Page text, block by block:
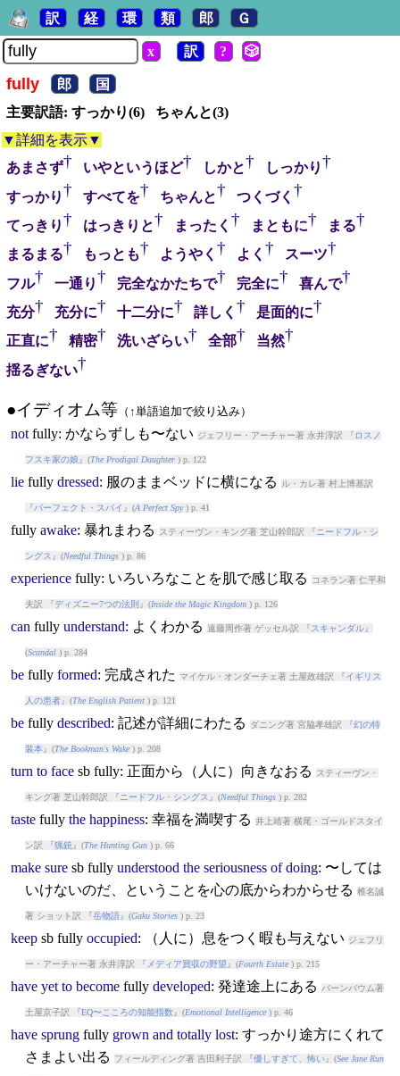
訳 経 環 類 郎 Ｇ
x 訳 ? 🎲
fully 郎
国
主要訳語: すっかり(6) ちゃんと(3)
▼詳細を表示▼
あまさず† いやというほど† しかと† しっかり†
すっかり† すべてを† ちゃんと† つくづく †
てっきり† はっきりと† まったく † まともに† まる†
まるまる† もっとも† ようやく † よく † スーツ†
フル† 一通り† 完全なかたちで† 完全に† 喜んで†
充分† 充分に† 十二分に† 詳しく † 是面的に†
正直に† 精密† 洗いざらい† 全部† 当然†
揺るぎない†
●イディオム等（ ↑単語追加で絞り込み）
not fully: かならずしも〜ない ジェフリー・アーチャー著 永井淳訳 『 ロスノ
フスキ家の娘 』(The Prodigal Daughter) p. 122
lie fully dressed: 服のままベッドに横になる ル・カレ著 村上博基訳
『パーフェクト・スパイ 』(A Perfect Spy) p. 41
fully awake: 暴れまわる スティーヴン・キング著 芝山幹郎訳 『 ニードフル・シ
ングス 』(Needful Things) p. 86
experience fully: いろいろなことを肌で感じ取る コネラン著 仁平和
夫訳 『ディズニー7つの法則 』(Inside the Magic Kingdom) p. 126
can fully understand: よくわかる 遠藤周作著 ゲッセル訳 『スキャンダル』
(Scandal) p. 284
be fully formed: 完成された マイケル・オンダーチェ著 土屋政雄訳 『イギリス
人の患者』(The English Patient) p. 121
be fully described: 記述が詳細にわたる ダニング著 宮脇孝雄訳 『幻の特
装本』(The Bookman's Wake) p. 208
turn to facesb fully: 正面から（人に）向きなおる スティーヴン・
キング著 芝山幹郎訳 『 ニードフル・シングス 』(Needful Things) p. 282
taste fully the happiness: 幸福を満喫する 井上靖著 横尾・ゴールドスタイ
ン訳 『猟銃 』(The Hunting Gun) p. 66
make suresb fully understood the seriousness of doing: 〜しては
いけないのだ、ということを心の底からわからせる 椎名誠
著 ショット訳 『岳物語』(Gaku Stories) p. 23
keepsb fully occupied: （人に）息をつく暇も与えない ジェフリ
ー・アーチャー著 永井淳訳 『 メディア買収の野望 』(Fourth Estate) p. 215
have yet to become fully developed: 発達途上にある バーンバウム著
土屋京子訳 『EQ〜こころの知能指数』(Emotional Intelligence) p. 46
have sprung fully grown and totally lost: すっかり途方にくれて
さまよい出る
フィールディング著 吉田利子訳 『優しすぎて、怖い』(See Jane Run